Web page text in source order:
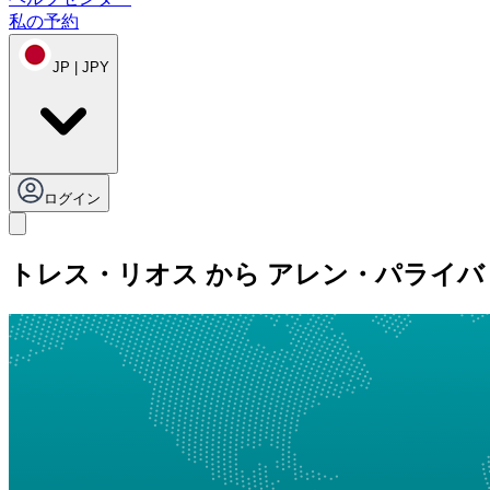
私の予約
JP | JPY
ログイン
トレス・リオス から アレン・パライ